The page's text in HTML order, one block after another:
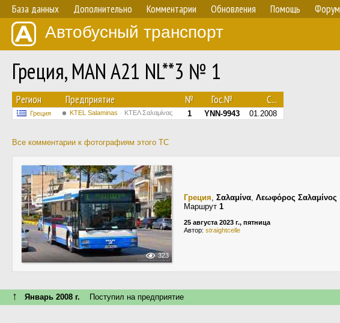
База данных Дополнительно Комментарии Обновления Помощь Форум
Автобусный транспорт
Греция, MAN A21 NL**3 № 1
Регион Предприятие № Гос.№ С...
Греция KTEL Salaminas ΚΤΕΛ Σαλαμίνας 1 YNN-9943 01.2008
Все комментарии к фотографиям этого ТС
323
Греция, Σαλαμίνα, Λεωφόρος Σαλαμίνος
Маршрут 1
25 августа 2023 г., пятница
Автор: straightcelle
↑ Январь 2008 г. Поступил на предприятие